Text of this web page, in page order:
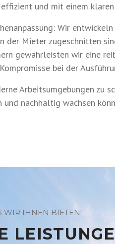
und mit einem
Wir
der Mieter zugeschnitten
gewährleisten wir eine
bei der
Arbeitsumgebungen zu
nachhaltig wachsen
WIR IHNEN BIETEN!